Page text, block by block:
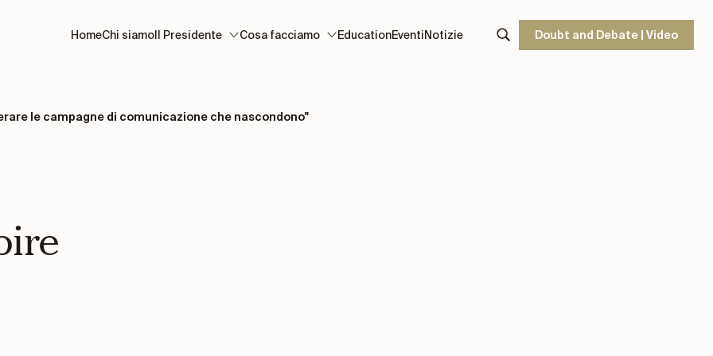
HomeChi siamo Il Presidente Cosa facciamo EducationEventiNotizie Doubt and Debate | Video
le campagne di comunicazione che nascondono"